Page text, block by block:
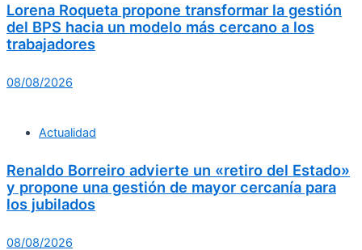
Lorena Roqueta propone transformar la gestión
del BPS hacia un modelo más cercano a los
trabajadores
08/08/2026
Actualidad
Renaldo Borreiro advierte un «retiro del Estado»
y propone una gestión de mayor cercanía para
los jubilados
08/08/2026